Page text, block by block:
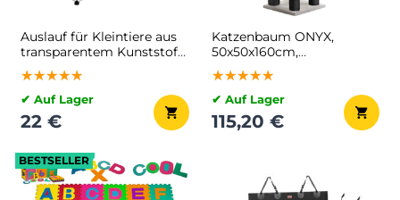
Auslauf für Kleintiere aus
transparentem Kunststoff
BEN, 125x63x42 cm,
transparent
★★★★★
★★★★★
★★★★★
✔ Auf Lager
22 €
Katzenbaum ONYX,
50x50x160cm,
grau/schwarz
★★★★★
★★★★★
★★★★★
✔ Auf Lager
115,20 €
BESTSELLER